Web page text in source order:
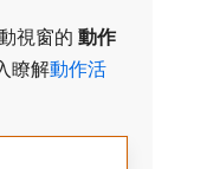
視窗的​ 動作​
瞭解動作活